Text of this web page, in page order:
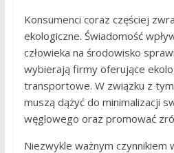
Konsumenci coraz częściej
ekologiczne. Świadomość
człowieka na środowisko
wybierają firmy oferujące
transportowe. W związku z
muszą dążyć do minimalizacji
węglowego oraz promować
Niezwykle ważnym czynnikiem